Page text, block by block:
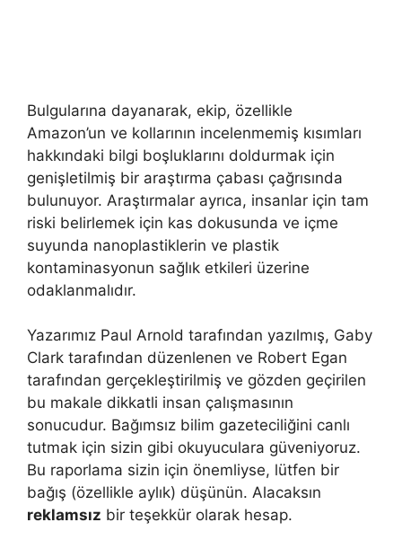
Bulgularına dayanarak, ekip, özellikle
Amazon’un ve kollarının incelenmemiş kısımları
hakkındaki bilgi boşluklarını doldurmak için
genişletilmiş bir araştırma çabası çağrısında
bulunuyor. Araştırmalar ayrıca, insanlar için tam
riski belirlemek için kas dokusunda ve içme
suyunda nanoplastiklerin ve plastik
kontaminasyonun sağlık etkileri üzerine
odaklanmalıdır.
Yazarımız Paul Arnold tarafından yazılmış, Gaby
Clark tarafından düzenlenen ve Robert Egan
tarafından gerçekleştirilmiş ve gözden geçirilen
bu makale dikkatli insan çalışmasının
sonucudur. Bağımsız bilim gazeteciliğini canlı
tutmak için sizin gibi okuyuculara güveniyoruz.
Bu raporlama sizin için önemliyse, lütfen bir
bağış (özellikle aylık) düşünün. Alacaksın
reklamsız bir teşekkür olarak hesap.